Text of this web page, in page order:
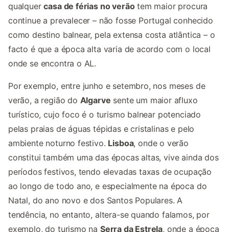
qualquercasa de férias no verãotem maior procura
continue a prevalecer – não fosse Portugal conhecido
como destino balnear, pela extensa costa atlântica – o
facto é que a época alta varia de acordo com o local
onde se encontra o AL.
Por exemplo, entre junho e setembro, nos meses de
verão, a região do Algarve sente um maior afluxo
turístico, cujo foco é o turismo balnear potenciado
pelas praias de águas tépidas e cristalinas e pelo
ambiente noturno festivo. Lisboa, onde o verão
constitui também uma das épocas altas, vive ainda dos
períodos festivos, tendo elevadas taxas de ocupação
ao longo de todo ano, e especialmente na época do
Natal, do ano novo e dos Santos Populares. A
tendência, no entanto, altera-se quando falamos, por
exemplo, do turismo na Serra da Estrela, onde a época